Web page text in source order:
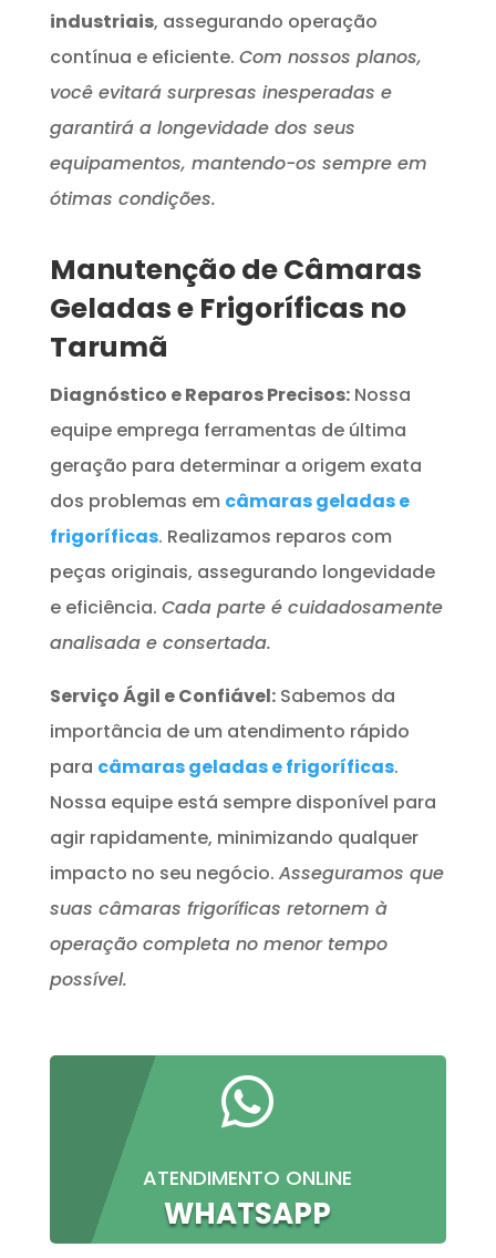
industriais, assegurando operação
contínua e eficiente. Com nossos planos,
você evitará surpresas inesperadas e
garantirá a longevidade dos seus
equipamentos, mantendo-os sempre em
ótimas condições.
Manutenção de Câmaras
Geladas e Frigoríficas no
Tarumã
Diagnóstico e Reparos Precisos:Nossa
equipe emprega ferramentas de última
geração para determinar a origem exata
dos problemas em câmaras geladas e
frigoríficas. Realizamos reparos com
peças originais, assegurando longevidade
e eficiência. Cada parte é cuidadosamente
analisada e consertada.
Serviço Ágil e Confiável:Sabemos da
importância de um atendimento rápido
para câmaras geladas e frigoríficas.
Nossa equipe está sempre disponível para
agir rapidamente, minimizando qualquer
impacto no seu negócio. Asseguramos que
suas câmaras frigoríficas retornem à
operação completa no menor tempo
possível.

ATENDIMENTO ONLINE
WHATSAPP